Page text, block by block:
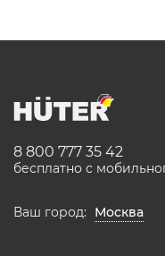
8 800 777 35 42
бесплатно с
Ваш город: Москва